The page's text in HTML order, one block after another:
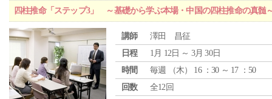
四柱推命「ステップ3」 ～基礎から学ぶ本場・中国の四柱推命の真髄
講師
澤田 昌征
日程
1月 12日 ～ 3月 30日
時間
毎週 （木） 16 ：30 ～ 17 ：50
回数
全12回